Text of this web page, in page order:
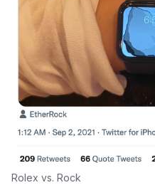
Rolex vs. Rock